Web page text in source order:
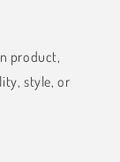
product,
style, or